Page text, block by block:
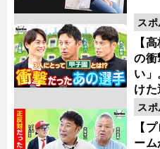
【
の衝
い
け
ス
動画
【
ー
ス
動画